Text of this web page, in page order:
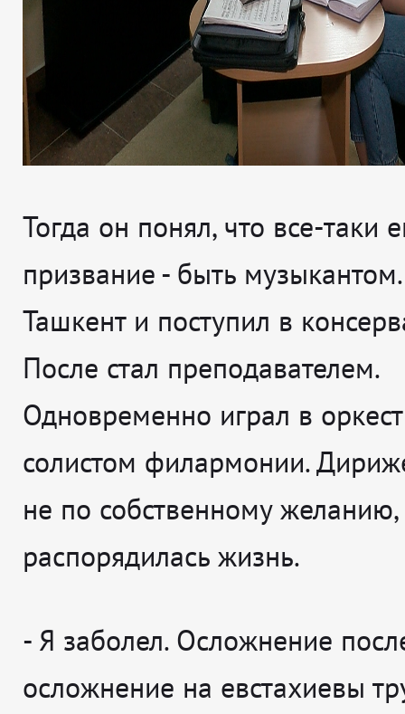
Тогда он понял, что все-таки
призвание - быть
Ташкент и поступил в
После стал преподавателем.
Одновременно играл в
солистом филармонии.
не по собственному желанию,
распорядилась жизнь.
- Я заболел. Осложнение
осложнение на евстахиевы